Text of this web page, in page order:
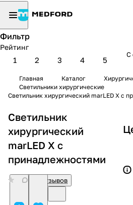
Фильтр
Рейтинг
1 2 3 4 5
С
Главная Каталог
Светильники хирургические
Светильник хирургический marLED X с
Светильник
хирургический
marLED X с
принадлежностями
Нет отзывов